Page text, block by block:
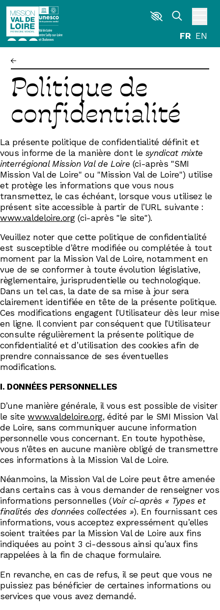
Aller au contenu principal
Politique de
confidentialité
La présente politique de confidentialité définit et
vous informe de la manière dont le syndicat mixte
interrégional Mission Val de Loire (ci-après "SMI
Mission Val de Loire" ou "Mission Val de Loire") utilise
et protège les informations que vous nous
transmettez, le cas échéant, lorsque vous utilisez le
présent site accessible à partir de l’URL suivante :
www.valdeloire.org(ci-après "le site").
Veuillez noter que cette politique de confidentialité
est susceptible d’être modifiée ou complétée à tout
moment par la Mission Val de Loire, notamment en
vue de se conformer à toute évolution législative,
règlementaire, jurisprudentielle ou technologique.
Dans un tel cas, la date de sa mise à jour sera
clairement identifiée en tête de la présente politique.
Ces modifications engagent l’Utilisateur dès leur mise
en ligne. Il convient par conséquent que l’Utilisateur
consulte régulièrement la présente politique de
confidentialité et d’utilisation des cookies afin de
prendre connaissance de ses éventuelles
modifications.
I. DONNÉES PERSONNELLES
D’une manière générale, il vous est possible de visiter
le sitewww.valdeloire.org, édité par le SMI Mission Val
de Loire, sans communiquer aucune information
personnelle vous concernant. En toute hypothèse,
vous n’êtes en aucune manière obligé de transmettre
ces informations à la Mission Val de Loire.
Néanmoins, la Mission Val de Loire peut être amenée
dans certains cas à vous demander de renseigner vos
informations personnelles (Voir ci-après « Types et
finalités des données collectées »). En fournissant ces
informations, vous acceptez expressément qu’elles
soient traitées par la Mission Val de Loire aux fins
indiquées au point 3 ci-dessous ainsi qu’aux fins
rappelées à la fin de chaque formulaire.
En revanche, en cas de refus, il se peut que vous ne
puissiez pas bénéficier de certaines informations ou
services que vous avez demandé.
DÉCOUVRIR
EXPLORER
ARPENTER
HABITER
AGENDA
ACTUALITÉS
RESSOURCES
ICONOTHÈQUE
LA MISSION VAL DE LOIRE
G La Garzette
Le journal le plus lu les pieds dans l'eau.
Abonnez-vous !
N La Newsletter
Les dernières nouvelles du Val de Loire
patrimoine mondial délivrées directement
dans votre boîte mail.